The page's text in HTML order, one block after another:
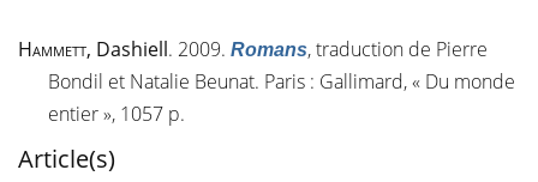
Hammett, Dashiell. 2009. Romans, traduction de Pierre
Bondil et Natalie Beunat. Paris : Gallimard, « Du monde
entier », 1057 p.
Article(s)